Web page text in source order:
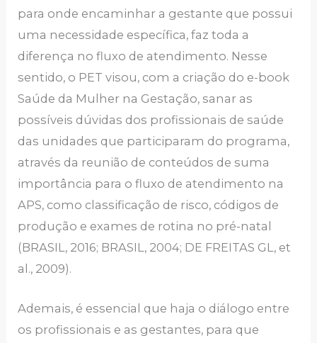
para onde encaminhar a gestante que possui
uma necessidade específica, faz toda a
diferença no fluxo de atendimento. Nesse
sentido, o PET visou, com a criação do e-book
Saúde da Mulher na Gestação, sanar as
possíveis dúvidas dos profissionais de saúde
das unidades que participaram do programa,
através da reunião de conteúdos de suma
importância para o fluxo de atendimento na
APS, como classificação de risco, códigos de
produção e exames de rotina no pré-natal
(BRASIL, 2016; BRASIL, 2004; DE FREITAS GL, et
al., 2009).
Ademais, é essencial que haja o diálogo entre
os profissionais e as gestantes, para que